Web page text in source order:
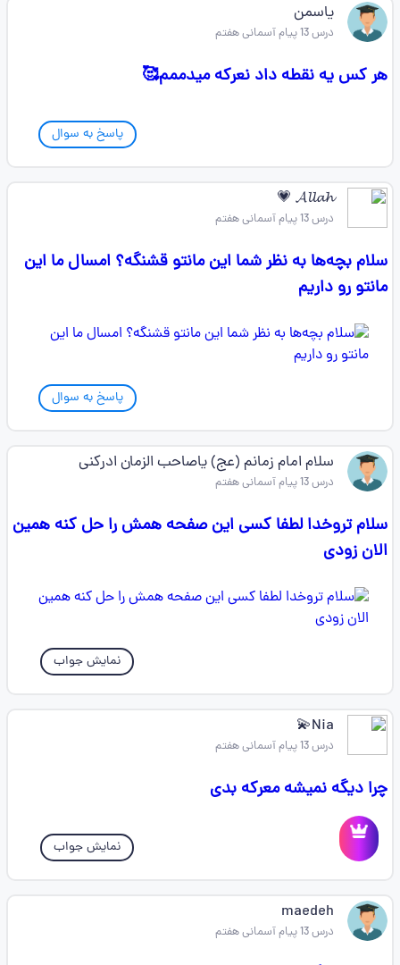
یاسمن
درس 13 پیام آسمانی هفتم
هر کس یه نقطه داد نعرکه میدممم🥰
پاسخ به سوال
𝓐𝓵𝓵𝓪𝓱 💗
درس 13 پیام آسمانی هفتم
سلام بچه‌ها به نظر شما این مانتو قشنگه؟ امسال ما این
مانتو رو داریم
پاسخ به سوال
سلام امام زمانم (عج) یاصاحب الزمان ادرکنی
درس 13 پیام آسمانی هفتم
سلام تروخدا لطفا کسی این صفحه همش را حل کنه همین
الان زودی
نمایش جواب
Nia💫
درس 13 پیام آسمانی هفتم
چرا دیگه نمیشه معرکه بدی
نمایش جواب
maedeh
درس 13 پیام آسمانی هفتم